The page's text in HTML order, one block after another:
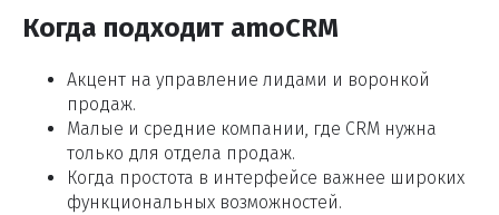
Когда подходит amoCRM
Акцент на управление лидами и воронкой
продаж.
Малые и средние компании, где CRM нужна
только для отдела продаж.
Когда простота в интерфейсе важнее широких
функциональных возможностей.